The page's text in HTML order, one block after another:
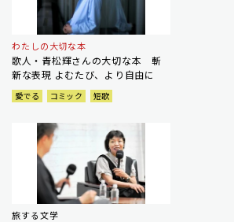
わたしの大切な本
歌人・青松輝さんの大切な本 斬
新な表現 よむたび、より自由に
愛でる コミック 短歌
旅する文学